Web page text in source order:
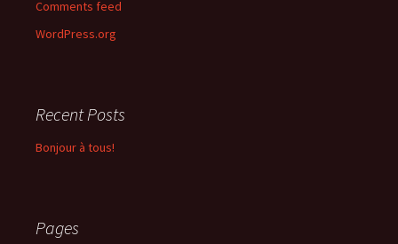
Comments feed
WordPress.org
Recent Posts
Bonjour à tous!
Pages